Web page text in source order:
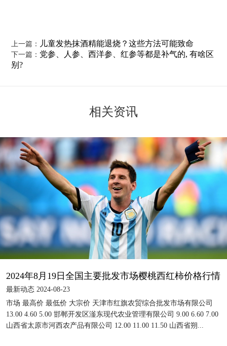
上一篇： 儿童发热抹酒精能退烧？这些方法可能致命
下一篇： 党参、人参、西洋参、红参等都是补气的, 有啥区
别?
相关资讯
2024年8月19日全国主要批发市场樱桃西红柿价格行情
最新动态 2024-08-23
市场 最高价 最低价 大宗价 天津市红旗农贸综合批发市场有限公司
13.00 4.60 5.00 邯郸开发区滏东现代农业管理有限公司 9.00 6.60 7.00
山西省太原市河西农产品有限公司 12.00 11.00 11.50 山西省朔...